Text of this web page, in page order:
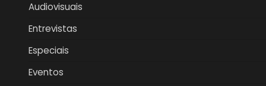
Audiovisuais
Entrevistas
Especiais
Eventos